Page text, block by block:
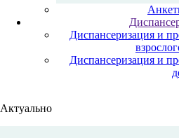
Диспансеризация и
Диспансеризация и
Актуально